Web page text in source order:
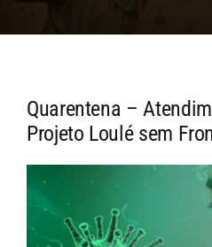
DONATIVOS
CONTACTOS
Quarentena –
Projeto Loulé sem